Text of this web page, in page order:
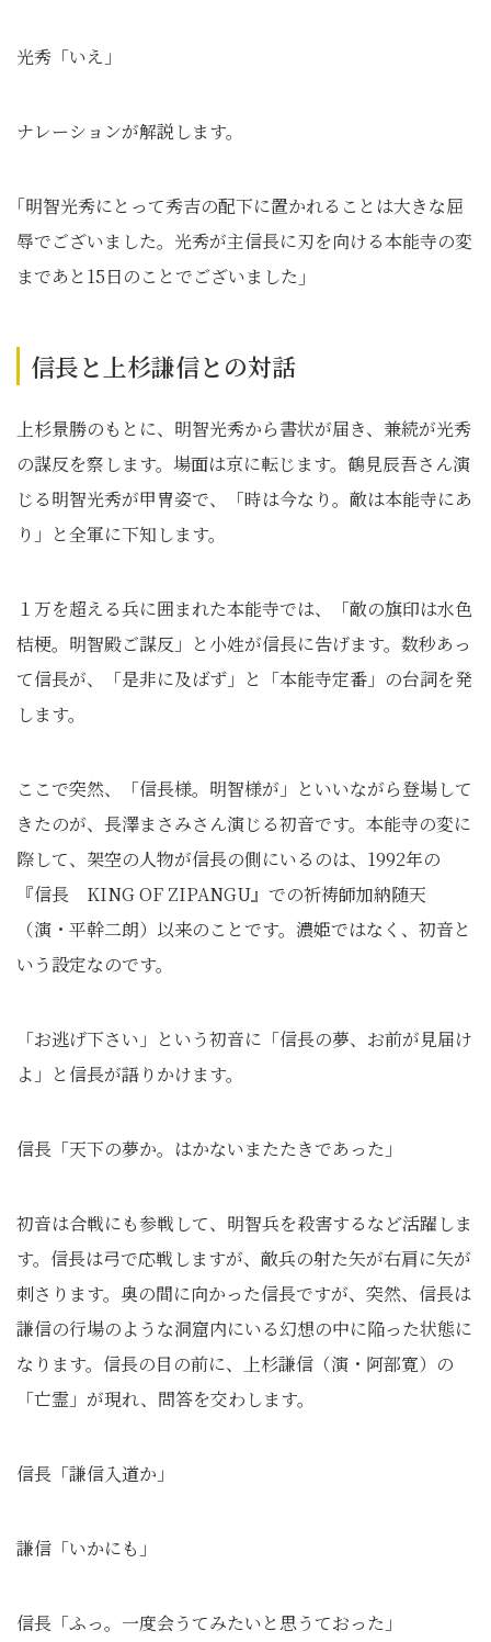
光秀「いえ」
ナレーションが解説します。
｢明智光秀にとって秀吉の配下に置かれることは大きな屈
辱でございました。光秀が主信長に刃を向ける本能寺の変
まであと15日のことでございました｣
信長と上杉謙信との対話
上杉景勝のもとに、明智光秀から書状が届き、兼続が光秀
の謀反を察します。場面は京に転じます。鶴見辰吾さん演
じる明智光秀が甲冑姿で、「時は今なり。敵は本能寺にあ
り」と全軍に下知します。
１万を超える兵に囲まれた本能寺では、「敵の旗印は水色
桔梗。明智殿ご謀反」と小姓が信長に告げます。数秒あっ
て信長が、「是非に及ばず」と「本能寺定番」の台詞を発
します。
ここで突然、「信長様。明智様が」といいながら登場して
きたのが、長澤まさみさん演じる初音です。本能寺の変に
際して、架空の人物が信長の側にいるのは、1992年の
『信長 KING OF ZIPANGU』での祈祷師加納随天
（演・平幹二朗）以来のことです。濃姫ではなく、初音と
いう設定なのです。
「お逃げ下さい」という初音に「信長の夢、お前が見届け
よ」と信長が語りかけます。
信長「天下の夢か。はかないまたたきであった」
初音は合戦にも参戦して、明智兵を殺害するなど活躍しま
す。信長は弓で応戦しますが、敵兵の射た矢が右肩に矢が
刺さります。奥の間に向かった信長ですが、突然、信長は
謙信の行場のような洞窟内にいる幻想の中に陥った状態に
なります。信長の目の前に、上杉謙信（演・阿部寛）の
「亡霊」が現れ、問答を交わします。
信長「謙信入道か」
謙信「いかにも」
信長「ふっ。一度会うてみたいと思うておった」